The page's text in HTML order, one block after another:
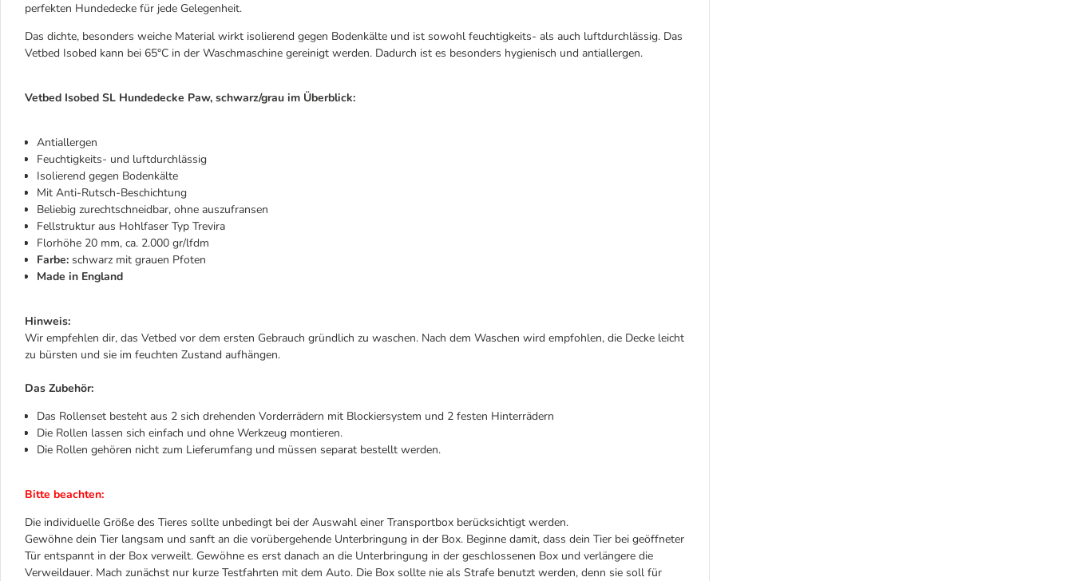
perfekten Hundedecke für jede Gelegenheit.
Das dichte, besonders weiche Material wirkt isolierend gegen Bodenkälte und ist sowohl feuchtigkeits- als auch luftdurchlässig. Das
Vetbed Isobed kann bei 65°C in der Waschmaschine gereinigt werden. Dadurch ist es besonders hygienisch und antiallergen.
Vetbed Isobed SL Hundedecke Paw, schwarz/grau im Überblick:
Antiallergen
Feuchtigkeits- und luftdurchlässig
Isolierend gegen Bodenkälte
Mit Anti-Rutsch-Beschichtung
Beliebig zurechtschneidbar, ohne auszufransen
Fellstruktur aus Hohlfaser Typ Trevira
Florhöhe 20 mm, ca. 2.000 gr/lfdm
Farbe: schwarz mit grauen Pfoten
Made in England
Hinweis:
Wir empfehlen dir, das Vetbed vor dem ersten Gebrauch gründlich zu waschen. Nach dem Waschen wird empfohlen, die Decke leicht
zu bürsten und sie im feuchten Zustand aufhängen.
Das Zubehör:
Das Rollenset besteht aus 2 sich drehenden Vorderrädern mit Blockiersystem und 2 festen Hinterrädern
Die Rollen lassen sich einfach und ohne Werkzeug montieren.
Die Rollen gehören nicht zum Lieferumfang und müssen separat bestellt werden.
Bitte beachten:
Die individuelle Größe des Tieres sollte unbedingt bei der Auswahl einer Transportbox berücksichtigt werden.
Gewöhne dein Tier langsam und sanft an die vorübergehende Unterbringung in der Box. Beginne damit, dass dein Tier bei geöffneter
Tür entspannt in der Box verweilt. Gewöhne es erst danach an die Unterbringung in der geschlossenen Box und verlängere die
Verweildauer. Mach zunächst nur kurze Testfahrten mit dem Auto. Die Box sollte nie als Strafe benutzt werden, denn sie soll für